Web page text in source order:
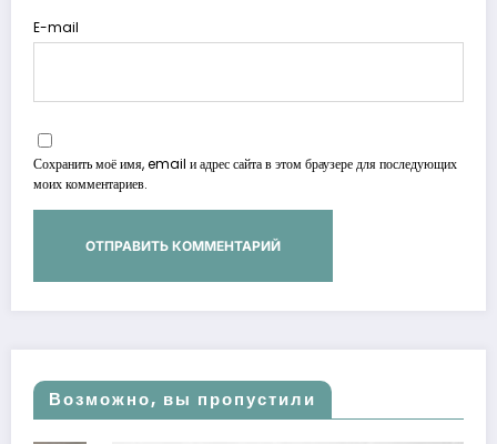
E-mail
Сохранить моё имя, email и адрес сайта в этом браузере для последующих
моих комментариев.
Возможно, вы пропустили